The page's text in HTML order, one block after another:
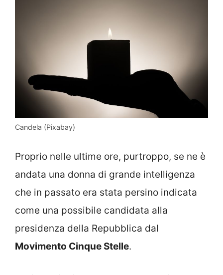
Candela (Pixabay)
Proprio nelle ultime ore, purtroppo, se ne è
andata una donna di grande intelligenza
che in passato era stata persino indicata
come una possibile candidata alla
presidenza della Repubblica dal
Movimento Cinque Stelle.